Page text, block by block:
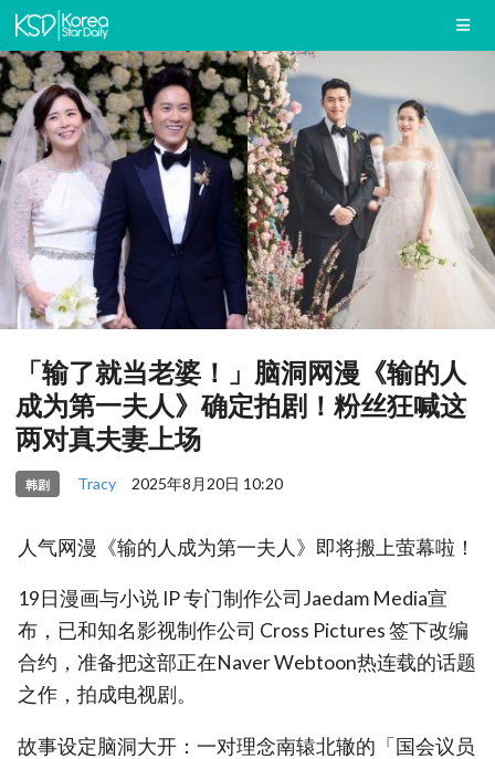
「输了就当老婆！」脑洞网漫《输的人
成为第一夫人》确定拍剧！粉丝狂喊这
两对真夫妻上场
韩剧 Tracy 2025年8月20日 10:20
人气网漫《输的人成为第一夫人》即将搬上萤幕啦！
19日漫画与小说 IP 专门制作公司Jaedam Media宣
布，已和知名影视制作公司 Cross Pictures 签下改编
合约，准备把这部正在Naver Webtoon热连载的话题
之作，拍成电视剧。
故事设定脑洞大开：一对理念南辕北辙的「国会议员